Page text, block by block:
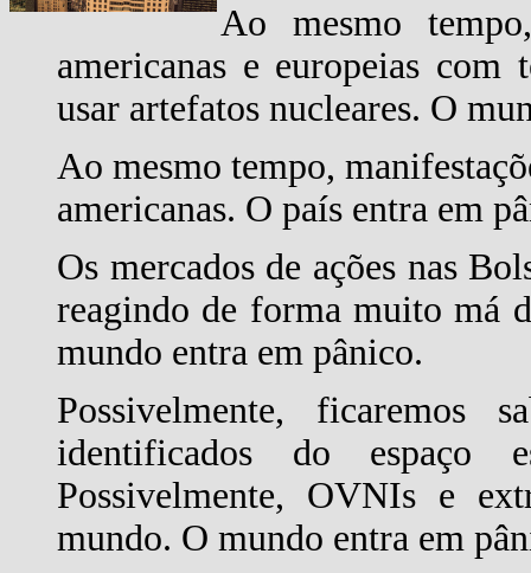
Ao mesmo
americanas e europeias com
usar artefatos nucleares. O
Ao mesmo tempo,
americanas. O país entra em
Os mercados de ações nas
reagindo de forma muito má
mundo entra em pânico.
Possivelmente, ficaremos
identificados do espaço
Possivelmente, OVNIs e
mundo. O mundo entra em